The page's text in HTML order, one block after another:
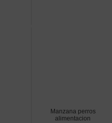
Manzana perros
alimentacion